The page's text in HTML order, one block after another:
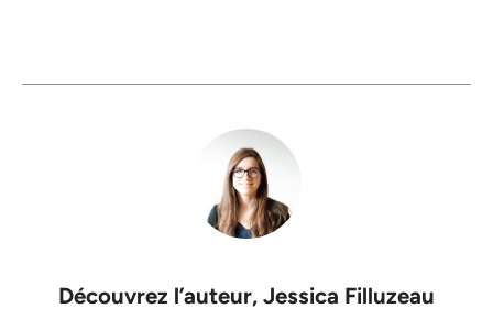
Découvrez l’auteur, Jessica Filluzeau